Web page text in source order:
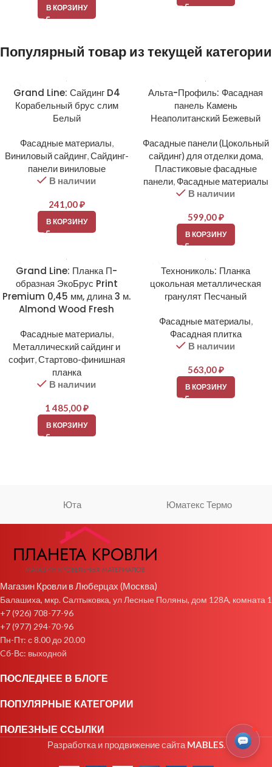
В КОРЗИНУ
Популярный товар из текущей категории
Grand Line: Сайдинг D4
Корабельный брус слим
Белый
Фасадные материалы,
Виниловый сайдинг,Сайдинг-
панели виниловые
В наличии
241,00₽
В КОРЗИНУ
Альта-Профиль: Фасадная
панель Камень
Неаполитанский Бежевый
Фасадные панели (Цокольный
сайдинг) для отделки дома,
Пластиковые фасадные
панели, Фасадные материалы
В наличии
599,00₽
В КОРЗИНУ
Grand Line: Планка П-
образная ЭкоБрус Print
Premium 0,45 мм, длина 3 м.
Almond Wood Fresh
Фасадные материалы,
Металлический сайдинг и
софит,Стартово-финишная
планка
В наличии
1 485,00₽
В КОРЗИНУ
Технониколь: Планка
цокольная металлическая
гранулят Песчаный
Фасадные материалы,
Фасадная плитка
В наличии
563,00₽
В КОРЗИНУ
Юта Юматекс Термо
Магазин Кровли в Люберцах (Москва)
Балашиха, мкр. Салтыковка, ул Лесные Поляны, дом 128А, комната 1
+7 (926) 708-77-96
+7 (977) 294-70-96
Пн-Пт: с 8.00 до 20.00
Cб-Вс: выходной
ПОСЛЕДНЕЕ В БЛОГЕ
ПОПУЛЯРНЫЕ КАТЕГОРИИ
ПОЛЕЗНЫЕ ССЫЛКИ
Разработка и продвижение сайтаMABLES.